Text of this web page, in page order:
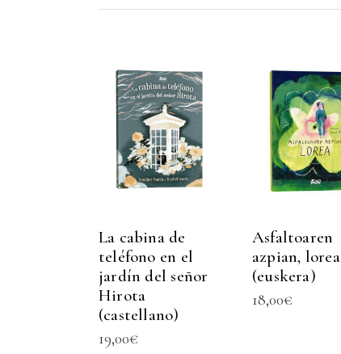
La cabina de
teléfono en el
jardín del señor
Hirota
(castellano)
19,00€
Asfaltoaren
azpian, lorea
(euskera)
18,00€